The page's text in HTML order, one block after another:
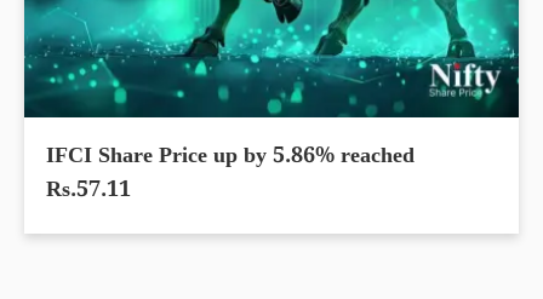
IFCI Share Price up by 5.86% reached
Rs.57.11